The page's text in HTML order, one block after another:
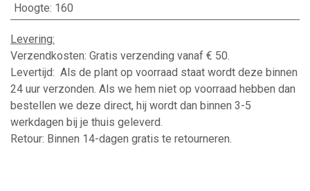
Hoogte: 160
Levering:
Verzendkosten: Gratis verzending vanaf € 50.
Levertijd: Als de plant op voorraad staat wordt deze binnen
24 uur verzonden. Als we hem niet op voorraad hebben dan
bestellen we deze direct, hij wordt dan binnen 3-5
werkdagen bij je thuis geleverd.
Retour: Binnen 14-dagen gratis te retourneren.